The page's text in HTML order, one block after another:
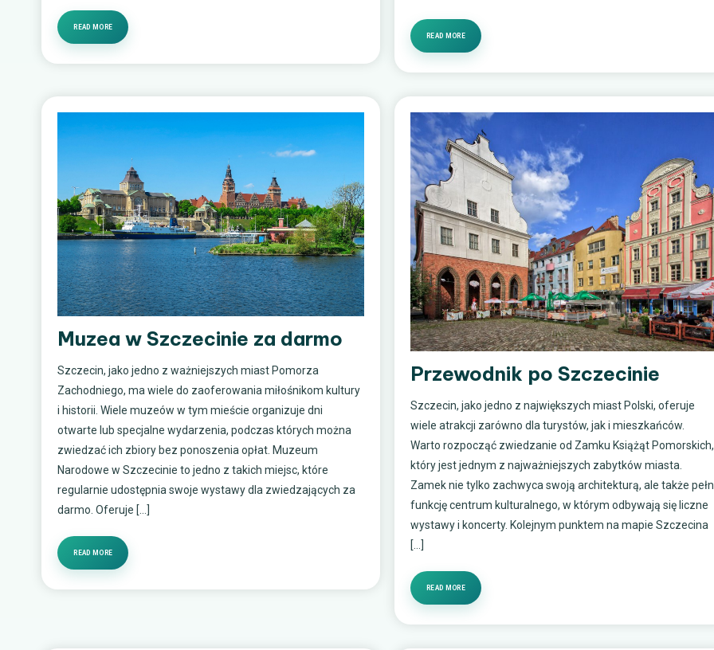
READ MORE
READ MORE
Muzea w Szczecinie za darmo
Szczecin, jako jedno z ważniejszych miast Pomorza
Zachodniego, ma wiele do zaoferowania miłośnikom kultury
i historii. Wiele muzeów w tym mieście organizuje dni
otwarte lub specjalne wydarzenia, podczas których można
zwiedzać ich zbiory bez ponoszenia opłat. Muzeum
Narodowe w Szczecinie to jedno z takich miejsc, które
regularnie udostępnia swoje wystawy dla zwiedzających za
darmo. Oferuje […]
READ MORE
Przewodnik po Szczecinie
Szczecin, jako jedno z największych miast Polski, oferuje
wiele atrakcji zarówno dla turystów, jak i mieszkańców.
Warto rozpocząć zwiedzanie od Zamku Książąt Pomorskich,
który jest jednym z najważniejszych zabytków miasta.
Zamek nie tylko zachwyca swoją architekturą, ale także
funkcję centrum kulturalnego, w którym odbywają się liczne
wystawy i koncerty. Kolejnym punktem na mapie Szczecina
[…]
READ MORE